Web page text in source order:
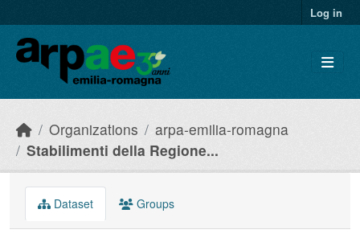
Log in
Organizations
arpa-emilia-romagna
Stabilimenti della Regione...
Dataset Groups